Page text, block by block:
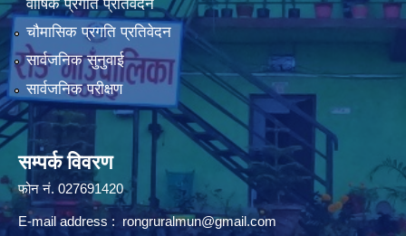
वार्षिक प्रगति प्रतिवेदन
चौमासिक प्रगति प्रतिवेदन
सार्वजनिक सुनुवाई
सार्वजनिक परीक्षण
सम्पर्क विवरण
फोन न‌ं. 027691420
E-mail address : rongruralmun@gmail.com